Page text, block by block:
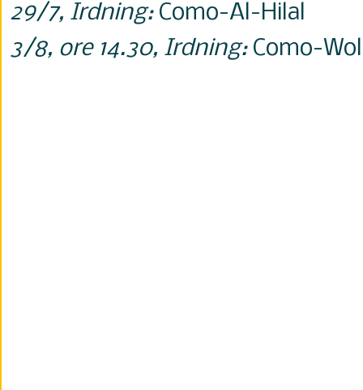
29/7, Irdning: Como-Al-Hilal
3/8, ore 14.30, Irdning: Como-